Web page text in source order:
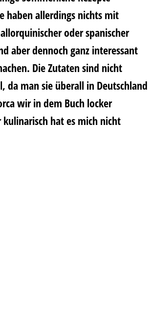
haben allerdings nichts mit
oder spanischer
aber dennoch ganz interessant
Die Zutaten sind nicht
da man sie überall in Deutschland
wir in dem Buch locker
hat es mich nicht